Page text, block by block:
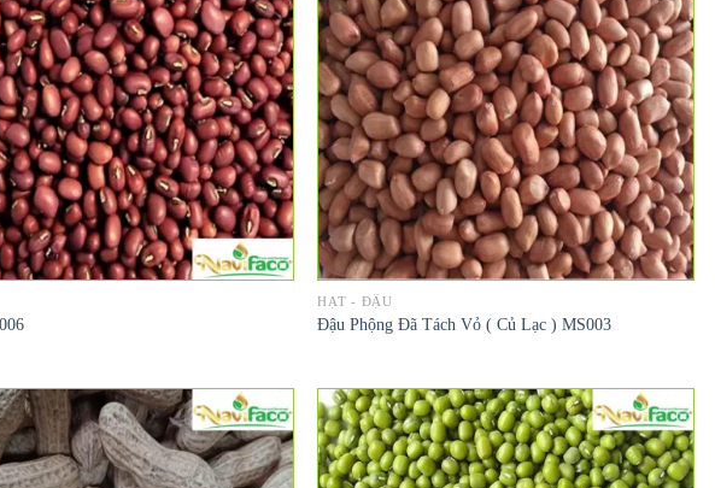
HẠT - ĐẬU
Đậu Phộng Đã Tách Vỏ ( Củ Lạc ) MS003